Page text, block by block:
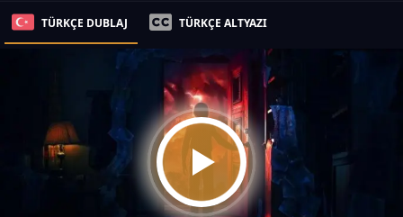
TÜRKÇE DUBLAJ TÜRKÇE ALTYAZI